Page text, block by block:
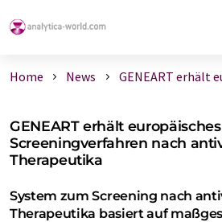
Home News GENEART erhält
GENEART erhält
Screeningverfahren nach
Therapeutika
System zum Screening nach
Therapeutika basiert auf